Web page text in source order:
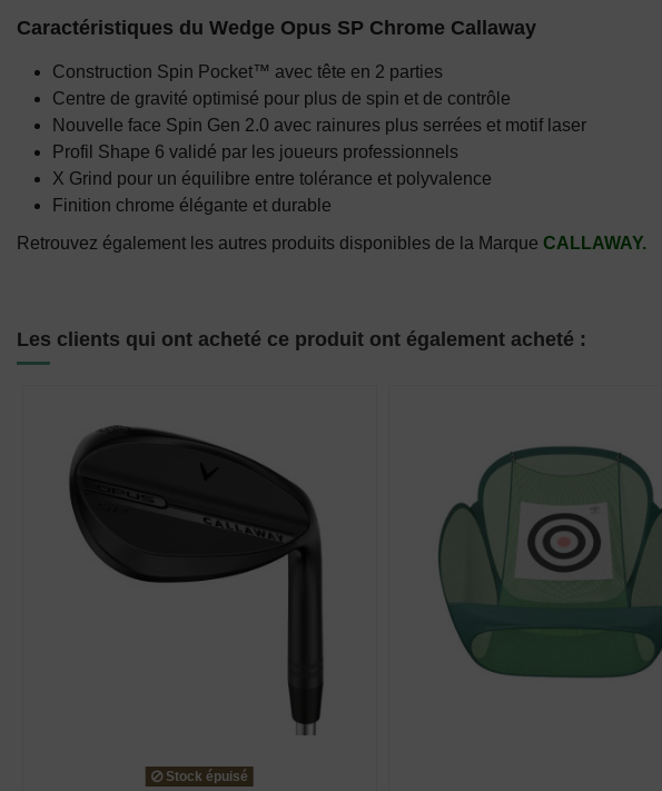
Caractéristiques du Wedge Opus SP Chrome Callaway
Construction Spin Pocket™ avec tête en 2 parties
Centre de gravité optimisé pour plus de spin et de contrôle
Nouvelle face Spin Gen 2.0 avec rainures plus serrées et motif laser
Profil Shape 6 validé par les joueurs professionnels
X Grind pour un équilibre entre tolérance et polyvalence
Finition chrome élégante et durable
Retrouvez également les autres produits disponibles de la Marque CALLAWAY.
Les clients qui ont acheté ce produit ont également acheté :
Stock épuisé